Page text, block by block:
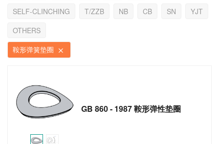
SELF-CLINCHING
T/ZZB NB CB SN
YJT
OTHERS
鞍形弹簧垫圈
GB 860 - 1987 鞍形弹性垫圈